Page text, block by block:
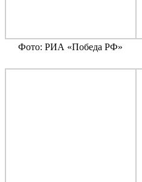
Фото: РИА «Победа РФ»